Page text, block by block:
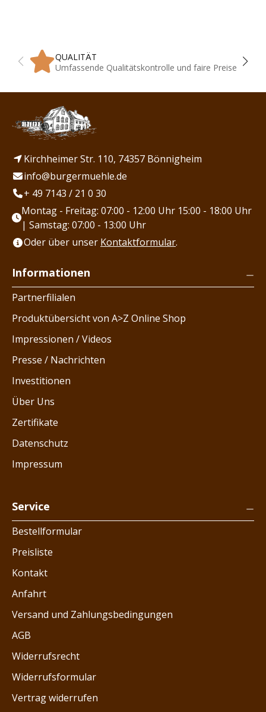
QUALITÄT
Umfassende Qualitätskontrolle und faire Preise
Kirchheimer Str. 110, 74357 Bönnigheim
info@burgermuehle.de
+ 49 7143 / 21 0 30
Montag - Freitag: 07:00 - 12:00 Uhr 15:00 - 18:00 Uhr
| Samstag: 07:00 - 13:00 Uhr
Oder über unser Kontaktformular.
Informationen
Partnerfilialen
Produktübersicht von A>Z Online Shop
Impressionen / Videos
Presse / Nachrichten
Investitionen
Über Uns
Zertifikate
Datenschutz
Impressum
Service
Bestellformular
Preisliste
Kontakt
Anfahrt
Versand und Zahlungsbedingungen
AGB
Widerrufsrecht
Widerrufsformular
Vertrag widerrufen